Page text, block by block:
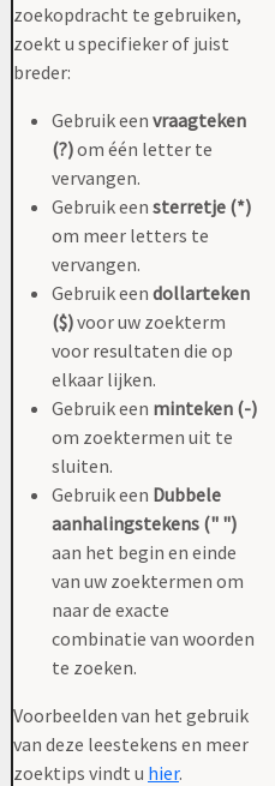
zoekopdracht te gebruiken,
zoekt u specifieker of juist
breder:
Gebruik een vraagteken
(?)om één letter te
vervangen.
Gebruik een sterretje (*)
om meer letters te
vervangen.
Gebruik een dollarteken
($)voor uw zoekterm
voor resultaten die op
elkaar lijken.
Gebruik een minteken (-)
om zoektermen uit te
sluiten.
Gebruik een Dubbele
aanhalingstekens (" ")
aan het begin en einde
van uw zoektermen om
naar de exacte
combinatie van woorden
te zoeken.
Voorbeelden van het gebruik
van deze leestekens en meer
zoektips vindt u hier.